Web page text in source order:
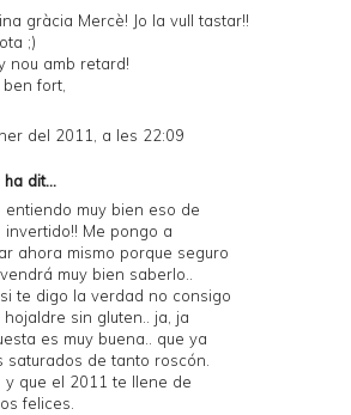
gràcia Mercè! Jo la vull tastar!!
;)
nou amb retard!
fort,
del 2011, a les 22:09
ha dit...
entiendo muy bien eso de
invertido!! Me pongo a
ahora mismo porque seguro
muy bien saberlo..
te digo la verdad no consigo
hojaldre sin gluten.. ja, ja
es muy buena.. que ya
saturados de tanto roscón.
y que el 2011 te llene de
felices.